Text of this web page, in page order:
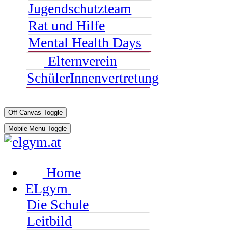
Jugendschutzteam
Rat und Hilfe
Mental Health Days
Elternverein
SchülerInnenvertretung
Off-Canvas Toggle
Mobile Menu Toggle
Home
ELgym
Die Schule
Leitbild